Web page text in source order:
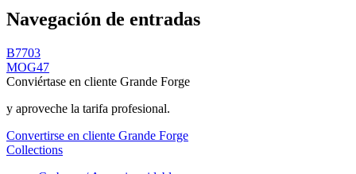
Navegación de entradas
B7703
MOG47
Conviértase en cliente Grande Forge
y aproveche la tarifa profesional.
Convertirse en cliente Grande Forge
Collections